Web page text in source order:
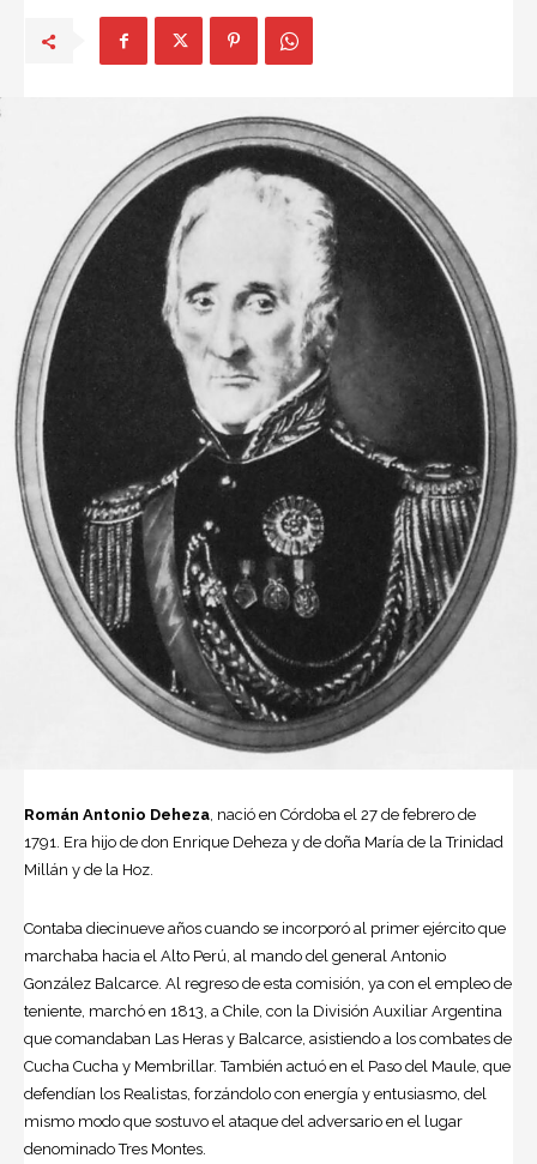
Román Antonio Deheza, nació en Córdoba el 27 de febrero de
1791. Era hijo de don Enrique Deheza y de doña María de la Trinidad
Millán y de la Hoz.
Contaba diecinueve años cuando se incorporó al primer ejército que
marchaba hacia el Alto Perú, al mando del general Antonio
González Balcarce. Al regreso de esta comisión, ya con el empleo de
teniente, marchó en 1813, a Chile, con la División Auxiliar Argentina
que comandaban Las Heras y Balcarce, asistiendo a los combates de
Cucha Cucha y Membrillar. También actuó en el Paso del Maule, que
defendían los Realistas, forzándolo con energía y entusiasmo, del
mismo modo que sostuvo el ataque del adversario en el lugar
denominado Tres Montes.